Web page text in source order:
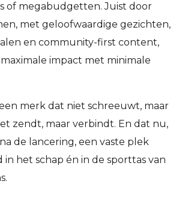
of megabudgetten. Juist door
met geloofwaardige gezichten,
en community-first content,
impact met minimale
merk dat niet schreeuwt, maar
zendt, maar verbindt. En dat nu,
de lancering, een vaste plek
in het schap én in de sporttas van